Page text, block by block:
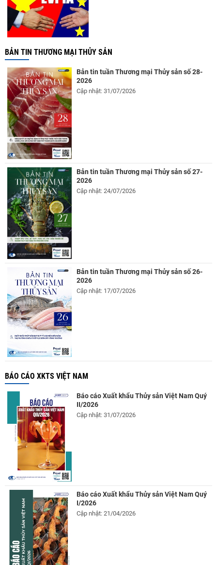
BẢN TIN THƯƠNG MẠI THỦY SẢN
Bản tin tuần Thương mại Thủy sản số 28-
2026
Cập nhật: 31/07/2026
Bản tin tuần Thương mại Thủy sản số 27-
2026
Cập nhật: 24/07/2026
Bản tin tuần Thương mại Thủy sản số 26-
2026
Cập nhật: 17/07/2026
BÁO CÁO XKTS VIỆT NAM
Báo cáo Xuất khẩu Thủy sản Việt Nam Quý
II/2026
Cập nhật: 31/07/2026
Báo cáo Xuất khẩu Thủy sản Việt Nam Quý
I/2026
Cập nhật: 21/04/2026